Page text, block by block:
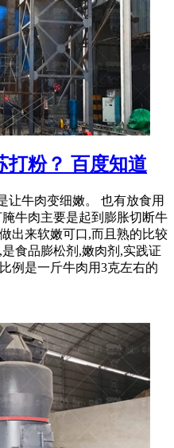
打粉？ 百度知道
让牛肉变细嫩。 也有放食用
牛肉主要是起到膨胀切断牛
出来软嫩可口,而且熟的比较
食品膨松剂,嫩肉剂,实践证
例是一斤牛肉用3克左右的